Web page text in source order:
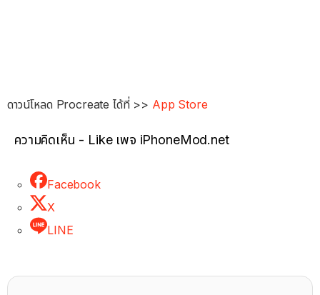
ดาวน์โหลด Procreate ได้ที่ >> App Store
ความคิดเห็น - Like เพจ iPhoneMod.net
Facebook
X
LINE